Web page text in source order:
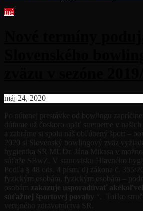
iné
máj 24, 2020
Po nútenej prestávke od bowlingu
dúfame už čoskoro opäť stretneme v
a zahráme si spolu náš obľúbený šport –
2020 si Slovenský bowlingový zväz
hygienika SR MUDr. Jána Mikasa v
súťaže SBwZ. V stanovisku Hlavného
Podľa § 48 ods. 4 písm. d) zákona č. 355/
fyzickým osobám, fyzickým osobám –
osobám zakazuje usporadúvať
súťažnej športovej povahy
“. Toľko
verejného zdravotníctva SR.